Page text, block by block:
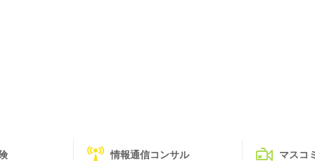
情報通信コンサル マスコミ